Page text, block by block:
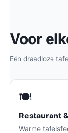
Voor
Eén draadloze
🍽️
Restaurant
Warme